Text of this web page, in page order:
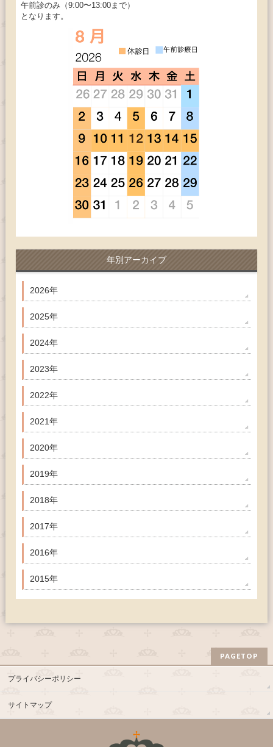
午前診のみ（9:00〜13:00まで）
となります。
年別アーカイブ
2026年
2025年
2024年
2023年
2022年
2021年
2020年
2019年
2018年
2017年
2016年
2015年
PAGETOP
プライバシーポリシー
サイトマップ